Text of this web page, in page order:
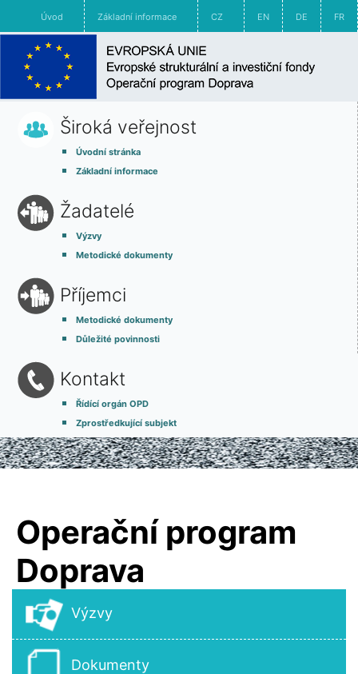
Úvod Základní informace CZ EN DE FR
Široká veřejnost
Úvodní stránka
Základní informace
Žadatelé
Výzvy
Metodické dokumenty
Příjemci
Metodické dokumenty
Důležité povinnosti
Kontakt
Řídící orgán OPD
Zprostředkující subjekt
Operační program
Doprava
Výzvy
Dokumenty